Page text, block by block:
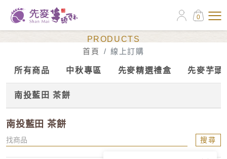
0
PRODUCTS
首頁
線上訂購
所有商品 中秋專區 先麥精選禮盒 先麥芋頭
南投藍田 茶餅
南投藍田 茶餅
搜尋